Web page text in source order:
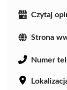
Czytaj
Strona
Numer